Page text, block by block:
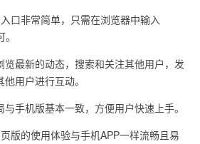
非常简单，只需在浏览器中输入
最新的动态，搜索和关注其他用户，发
用户进行互动。
机版基本一致，方便用户快速上手。
的使用体验与手机APP一样流畅且易